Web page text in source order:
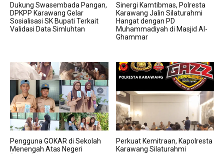
Dukung Swasembada Pangan,
DPKPP Karawang Gelar
Sosialisasi SK Bupati Terkait
Validasi Data Simluhtan
Sinergi Kamtibmas, Polresta
Karawang Jalin Silaturahmi
Hangat dengan PD
Muhammadiyah di Masjid Al-
Ghammar
Pengguna GOKAR di Sekolah
Menengah Atas Negeri
Perkuat Kemitraan, Kapolresta
Karawang Silaturahmi